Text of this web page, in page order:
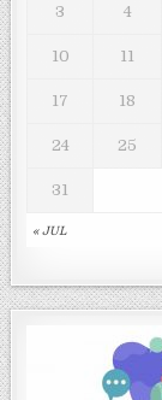
« JUL
3 4
10 11
17 18
24 25
31